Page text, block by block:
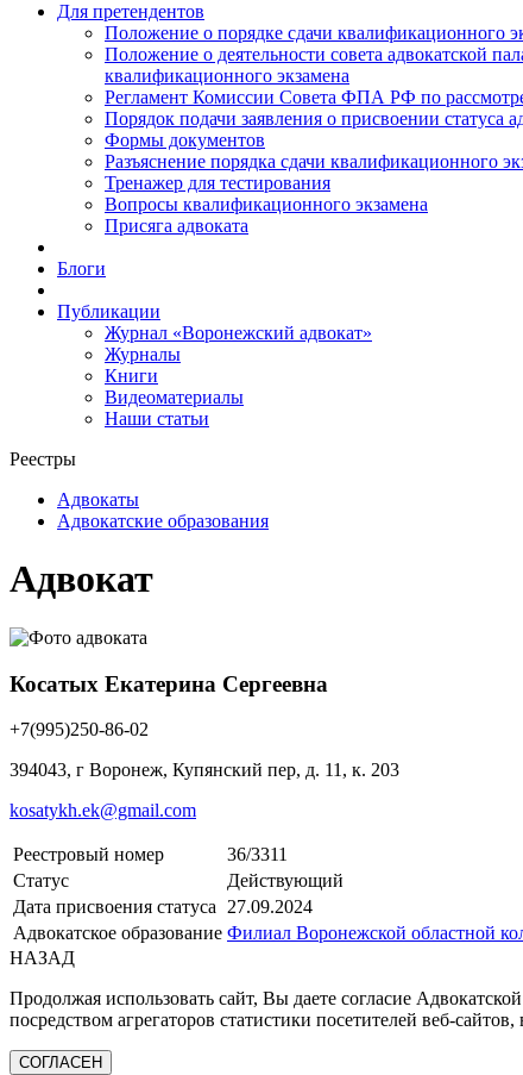
Для претендентов
Положение о порядке сдачи квалификационного
Положение о деятельности совета адвокатской
квалификационного экзамена
Регламент Комиссии Совета ФПА РФ по
Порядок подачи заявления о присвоении статуса
Формы документов
Разъяснение порядка сдачи квалификационного
Тренажер для тестирования
Вопросы квалификационного экзамена
Присяга адвоката
Блоги
Публикации
Журнал «Воронежский адвокат»
Журналы
Книги
Видеоматериалы
Наши статьи
Реестры
Адвокаты
Адвокатские образования
Адвокат
Косатых Екатерина Сергеевна
+7(995)250-86-02
394043, г Воронеж, Купянский пер, д. 11, к. 203
kosatykh.ek@gmail.com
Реестровый номер
36/3311
Статус
Действующий
Дата присвоения статуса
27.09.2024
Адвокатское образование Филиал Воронежской областной
НАЗАД
Продолжая использовать сайт, Вы даете согласие
посредством агрегаторов статистики посетителей веб-
СОГЛАСЕН